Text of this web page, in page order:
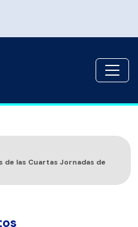
las Cuartas Jornadas de